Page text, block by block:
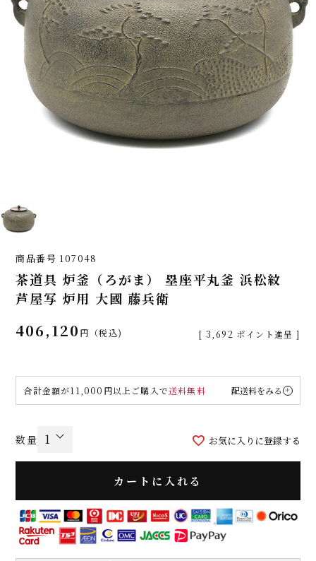
商品番号 107048
茶道具 炉釜（ろがま） 塁座平丸釜 浜松紋
芦屋写 炉用 大國 藤兵衛
406,120 税込 [ 3,692 ポイント進呈 ]
合計金額が11,000円以上ご購入で送料無料 配送料をみる
お気に入りに登録する
カートに入れる